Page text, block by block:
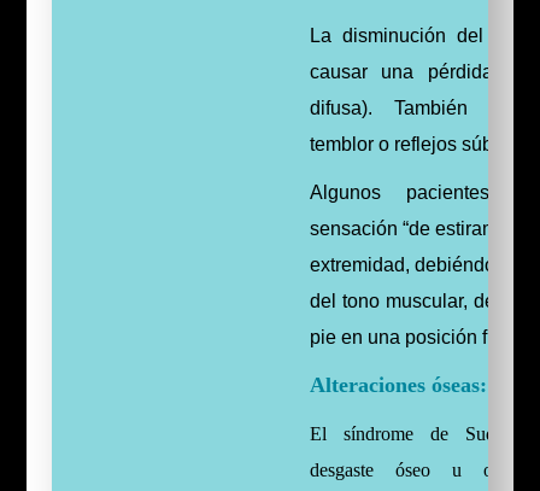
La disminución del
causar una pérdida
difusa). También
temblor o reflejos súbitos
Algunos pacientes
sensación “de
extremidad, debiéndose
del tono muscular,
pie en una posición fija.
Alteraciones óseas:
El síndrome de Sudeck
desgaste óseo u